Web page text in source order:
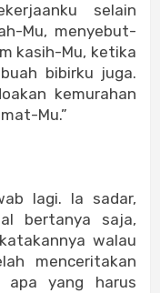
selain
Mu, menyebut-
kasih-Mu, ketika
bibirku juga.
kemurahan
Mu.”
lagi. Ia sadar,
bertanya saja,
walau
menceritakan
yang harus